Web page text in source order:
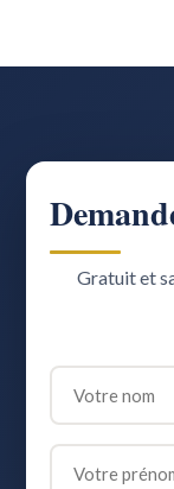
Gratuit et